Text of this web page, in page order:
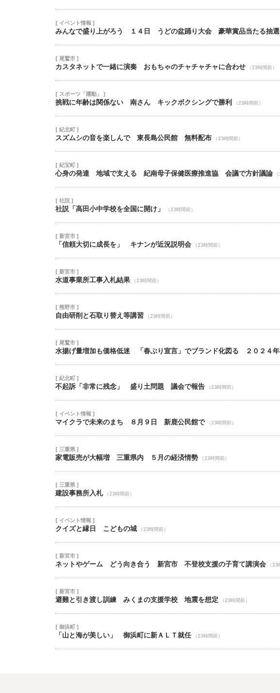
[ イベント情報 ]
みんなで盛り上がろう １４日 うどの盆踊り大会 豪華賞品当たる抽選
[ 尾鷲市 ]
カスタネットで一緒に演奏 おもちゃのチャチャチャに合わせ （23時間前）
[ スポーツ「躍動」 ]
挑戦に年齢は関係ない 南さん キックボクシングで勝利 （23時間前）
[ 紀北町 ]
スズムシの音を楽しんで 東長島公民館 無料配布 （23時間前）
[ 紀宝町 ]
心身の発達 地域で支える 紀南母子保健医療推進協 会議で方針議論
[ 社説 ]
社説「高田小中学校を全国に開け」 （23時間前）
[ 新宮市 ]
「信頼大切に成長を」 キナンが近況説明会 （23時間前）
[ 新宮市 ]
水道事業所工事入札結果 （23時間前）
[ 熊野市 ]
自由研削と石取り替え等講習 （23時間前）
[ 尾鷲市 ]
水揚げ量増加も価格低迷 「春ぶり宣言」でブランド化図る ２０２４
[ 紀北町 ]
不起訴「非常に残念」 盛り土問題 議会で報告 （23時間前）
[ イベント情報 ]
マイクラで未来のまち ８月９日 新鹿公民館で （23時間前）
[ 三重県 ]
家電販売が大幅増 三重県内 ５月の経済情勢 （23時間前）
[ 三重県 ]
建設事務所入札 （23時間前）
[ イベント情報 ]
クイズと縁日 こどもの城 （23時間前）
[ 新宮市 ]
ネットやゲーム どう向き合う 新宮市 不登校支援の子育て講演会 （23
[ 新宮市 ]
避難と引き渡し訓練 みくまの支援学校 地震を想定 （23時間前）
[ 御浜町 ]
「山と海が美しい」 御浜町に新ＡＬＴ就任 （23時間前）